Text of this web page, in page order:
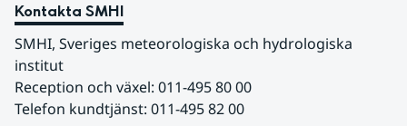
Kontakta SMHI
SMHI, Sveriges meteorologiska och hydrologiska
institut
Reception och växel: 011-495 80 00
Telefon kundtjänst: 011-495 82 00